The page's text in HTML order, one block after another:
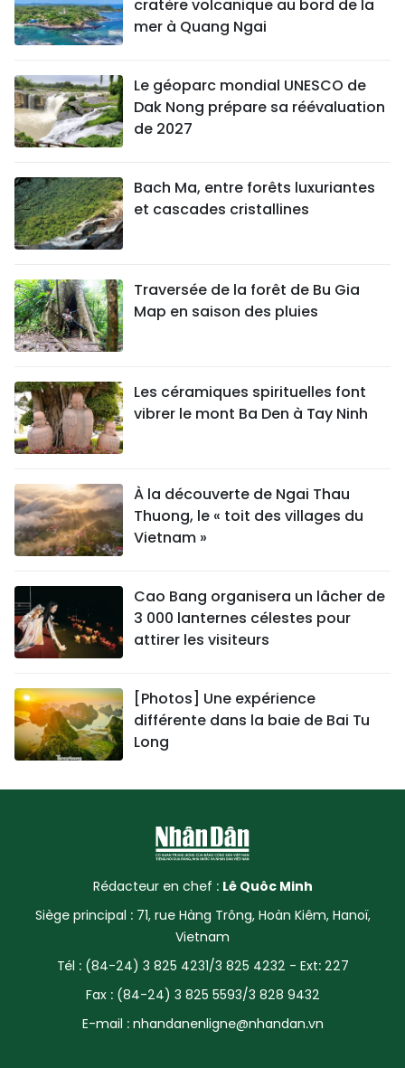
cratère volcanique au bord de la
mer à Quang Ngai
Le géoparc mondial UNESCO de
Dak Nong prépare sa réévaluation
de 2027
Bach Ma, entre forêts luxuriantes
et cascades cristallines
Traversée de la forêt de Bu Gia
Map en saison des pluies
Les céramiques spirituelles font
vibrer le mont Ba Den à Tay Ninh
À la découverte de Ngai Thau
Thuong, le « toit des villages du
Vietnam »
Cao Bang organisera un lâcher de
3 000 lanternes célestes pour
attirer les visiteurs
[Photos] Une expérience
différente dans la baie de Bai Tu
Long
Rédacteur en chef : Lê Quôc Minh
Siège principal : 71, rue Hàng Trông, Hoàn Kiêm, Hanoï,
Vietnam
Tél : (84-24) 3 825 4231/3 825 4232 - Ext: 227
Fax : (84-24) 3 825 5593/3 828 9432
E-mail : nhandanenligne@nhandan.vn